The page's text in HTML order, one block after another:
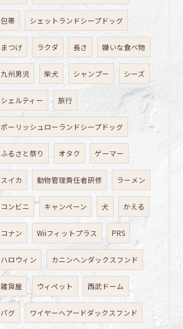
包帯 シェットランドシープドッグ
まつげ ラクダ 長さ 嫌いな食べ物
九州男児 柴犬 シャンプー シーズ
シェルティー 旅行
ポーリッシュローランドシープドッグ
ふるさと祭り オタク ゲーマー
スイカ 動物管理責任者研修 ラーメン
コンビニ キャンペーン 犬 かえる
コナン Wiiフィットプラス PRS
ハロウィン カニンヘンダックスフンド
雑貨屋 ウィペット 西武ドーム
パグ ワイヤーヘアードダックスフンド